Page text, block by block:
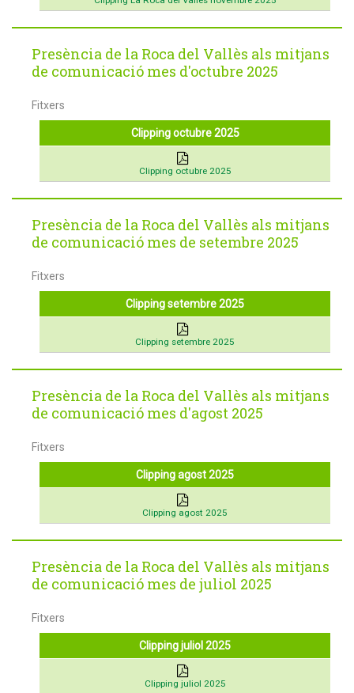
Presència de la Roca del Vallès als mitjans
de comunicació mes d'octubre 2025
Fitxers
Clipping octubre 2025
Clipping octubre 2025
Presència de la Roca del Vallès als mitjans
de comunicació mes de setembre 2025
Fitxers
Clipping setembre 2025
Clipping setembre 2025
Presència de la Roca del Vallès als mitjans
de comunicació mes d'agost 2025
Fitxers
Clipping agost 2025
Clipping agost 2025
Presència de la Roca del Vallès als mitjans
de comunicació mes de juliol 2025
Fitxers
Clipping juliol 2025
Clipping juliol 2025